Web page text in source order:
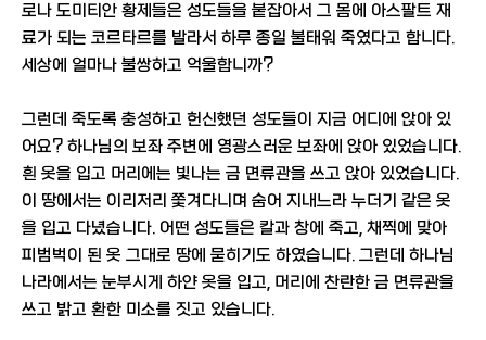
로나 도미티안 황제들은 성도들을 붙잡아서 그 몸에 아스팔트 재
료가 되는 코르타르를 발라서 하루 종일 불태워 죽였다고 합니다.
세상에 얼마나 불쌍하고 억울합니까?
그런데 죽도록 충성하고 헌신했던 성도들이 지금 어디에 앉아 있
어요? 하나님의 보좌 주변에 영광스러운 보좌에 앉아 있었습니다.
흰 옷을 입고 머리에는 빛나는 금 면류관을 쓰고 앉아 있었습니다.
이 땅에서는 이리저리 쫓겨다니며 숨어 지내느라 누더기 같은 옷
을 입고 다녔습니다. 어떤 성도들은 칼과 창에 죽고, 채찍에 맞아
피범벅이 된 옷 그대로 땅에 묻히기도 하였습니다. 그런데 하나님
나라에서는 눈부시게 하얀 옷을 입고, 머리에 찬란한 금 면류관을
쓰고 밝고 환한 미소를 짓고 있습니다.